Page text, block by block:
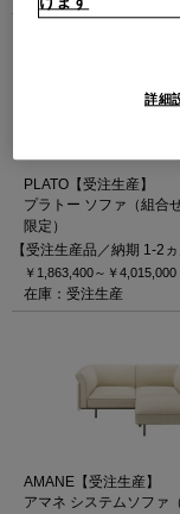
PLATO【受注生産】
プラトー ソファ（組合
限定）
【受注生産品／納期 1-2ヵ
￥1,863,400～ ￥4,015,000
在庫：受注生産
AMANE【受注生産】
アマネ システムソファ
詳細